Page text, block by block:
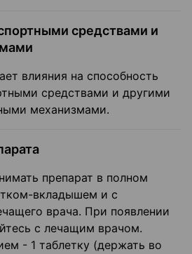
средствами и
влияния на способность
средствами и другими
механизмами.
препарат в полном
вкладышем и с
врача. При появлении
с лечащим врачом.
- 1 таблетку (держать во